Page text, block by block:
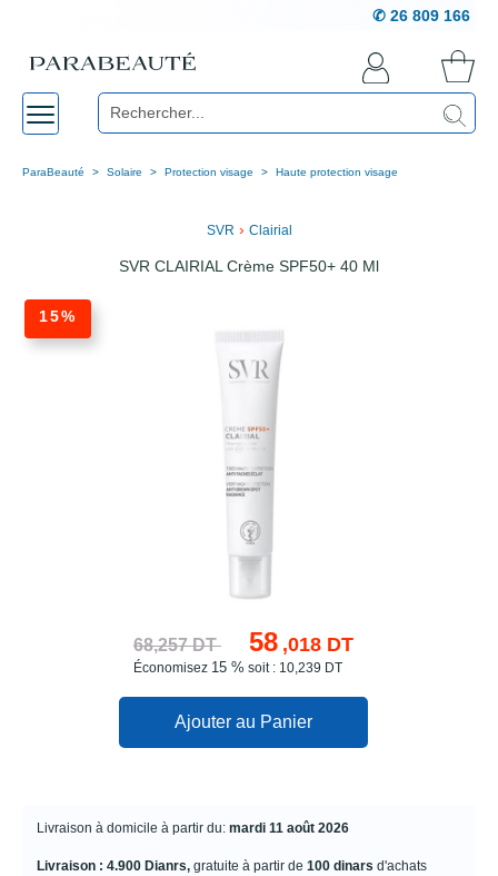
✆ 26 809 166
ParaBeauté Solaire Protection visage Haute protection visage
SVR › Clairial
SVR CLAIRIAL Crème SPF50+ 40 Ml
15%
68,257 DT 58 ,018 DT
Économisez 15 % soit : 10,239 DT
Ajouter au Panier
Livraison à domicile à partir du: mardi 11 août 2026
Livraison : 4.900 Dianrs, gratuite à partir de 100 dinars d'achats